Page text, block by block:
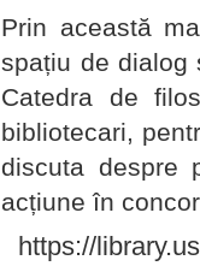
Prin această
spațiu de dialog
Catedra de
bibliotecari,
discuta despre
acțiune în
https://